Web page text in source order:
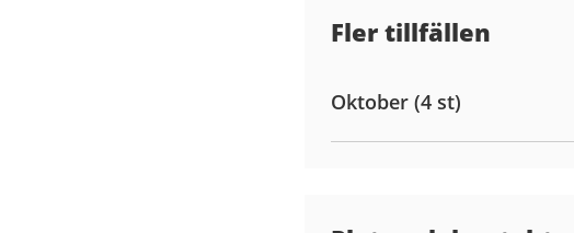
Fler tillfällen
Oktober (4 st)